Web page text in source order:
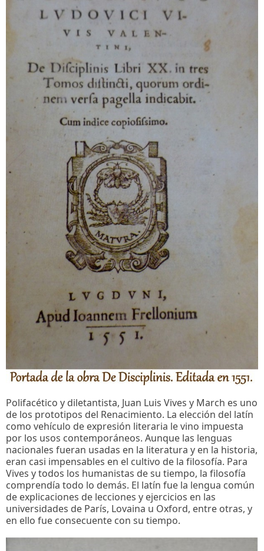
Polifacético y diletantista, Juan Luis Vives y March es uno
de los prototipos del Renacimiento. La elección del latín
como vehículo de expresión literaria le vino impuesta
por los usos contemporáneos. Aunque las lenguas
nacionales fueran usadas en la literatura y en la historia,
eran casi impensables en el cultivo de la filosofía. Para
Vives y todos los humanistas de su tiempo, la filosofía
comprendía todo lo demás. El latín fue la lengua común
de explicaciones de lecciones y ejercicios en las
universidades de París, Lovaina u Oxford, entre otras, y
en ello fue consecuente con su tiempo.